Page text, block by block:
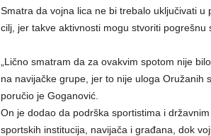
Smatra da vojna lica ne bi trebalo uključivati
cilj, jer takve aktivnosti mogu stvoriti pogrešnu
„Lično smatram da za ovakvim spotom nije
na navijačke grupe, jer to nije uloga Oružanih
poručio je Goganović.
On je dodao da podrška sportistima i
sportskih institucija, navijača i građana, dok